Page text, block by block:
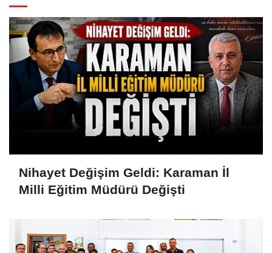
Nihayet Değişim Geldi: Karaman İl
Milli Eğitim Müdürü Değişti